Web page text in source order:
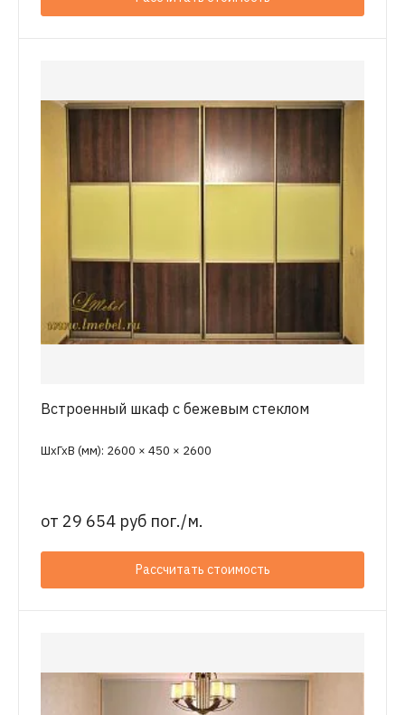
Встроенный шкаф с бежевым стеклом
ШхГхВ (мм): 2600 × 450 × 2600
от 29 654 руб пог./м.
Рассчитать стоимость